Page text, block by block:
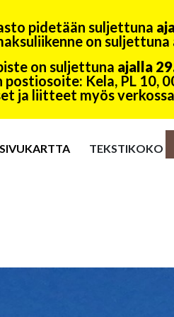
pidetään suljettuna
on suljettuna
on suljettuna ajalla
postiosoite: Kela, PL 10,
ja liitteet myös
SIVUKARTTA TEKSTIKOKO